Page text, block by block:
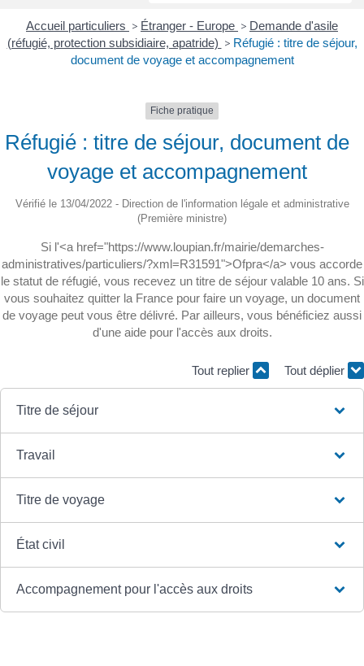
Accueil particuliers > Étranger - Europe > Demande d'asile
(réfugié, protection subsidiaire, apatride) > Réfugié : titre de séjour,
document de voyage et accompagnement
Fiche pratique
Réfugié : titre de séjour, document de
voyage et accompagnement
Vérifié le 13/04/2022 - Direction de l'information légale et administrative
(Première ministre)
Si l'<a href="https://www.loupian.fr/mairie/demarches-
administratives/particuliers/?xml=R31591">Ofpra</a> vous accorde
le statut de réfugié, vous recevez un titre de séjour valable 10 ans. Si
vous souhaitez quitter la France pour faire un voyage, un document
de voyage peut vous être délivré. Par ailleurs, vous bénéficiez aussi
d'une aide pour l'accès aux droits.
Tout replier Tout déplier
Titre de séjour
Travail
Titre de voyage
État civil
Accompagnement pour l'accès aux droits